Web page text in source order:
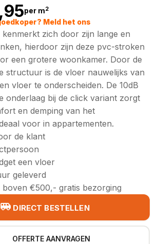
per m2
Meld het ons
zich door zijn lange en
hierdoor zijn deze pvc-stroken
een grotere woonkamer. Door de
structuur is de vloer nauwelijks van
vloer te onderscheiden. De 10dB
onderlaag bij de click variant zorgt
en demping van het
voor in appartementen.
de klant
een vloer
geleverd
boven €500,- gratis bezorging
DIRECT BESTELLEN
OFFERTE AANVRAGEN